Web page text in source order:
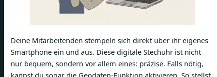
Deine Mitarbeitenden stempeln sich direkt über ihr eigenes
Smartphone ein und aus. Diese digitale Stechuhr ist nicht
nur bequem, sondern vor allem eines: präzise. Falls nötig,